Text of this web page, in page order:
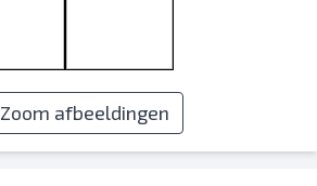
Zoom afbeeldingen